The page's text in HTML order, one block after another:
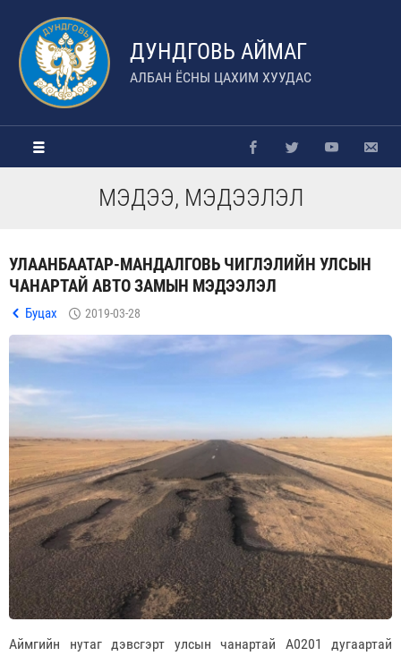
ДУНДГОВЬ АЙМАГ
АЛБАН ЁСНЫ ЦАХИМ ХУУДАС
МЭДЭЭ, МЭДЭЭЛЭЛ
УЛААНБААТАР-МАНДАЛГОВЬ ЧИГЛЭЛИЙН УЛСЫН
ЧАНАРТАЙ АВТО ЗАМЫН МЭДЭЭЛЭЛ
Буцах 2019-03-28
Аймгийн нутаг дэвсгэрт улсын чанартай А0201 дугаартай